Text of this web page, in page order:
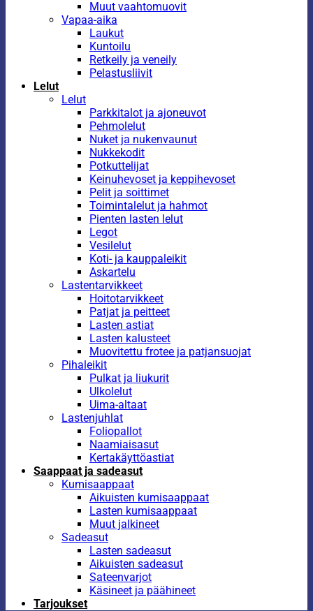
Muut vaahtomuovit
Vapaa-aika
Laukut
Kuntoilu
Retkeily ja veneily
Pelastusliivit
Lelut
Lelut
Parkkitalot ja ajoneuvot
Pehmolelut
Nuket ja nukenvaunut
Nukkekodit
Potkuttelijat
Keinuhevoset ja keppihevoset
Pelit ja soittimet
Toimintalelut ja hahmot
Pienten lasten lelut
Legot
Vesilelut
Koti- ja kauppaleikit
Askartelu
Lastentarvikkeet
Hoitotarvikkeet
Patjat ja peitteet
Lasten astiat
Lasten kalusteet
Muovitettu frotee ja patjansuojat
Pihaleikit
Pulkat ja liukurit
Ulkolelut
Uima-altaat
Lastenjuhlat
Foliopallot
Naamiaisasut
Kertakäyttöastiat
Saappaat ja sadeasut
Kumisaappaat
Aikuisten kumisaappaat
Lasten kumisaappaat
Muut jalkineet
Sadeasut
Lasten sadeasut
Aikuisten sadeasut
Sateenvarjot
Käsineet ja päähineet
Tarjoukset